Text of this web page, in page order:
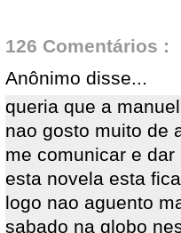
126 Comentários :
Anônimo disse...
queria que a
nao gosto muito de
me comunicar e
esta novela esta
logo nao aguento
sabado na globo